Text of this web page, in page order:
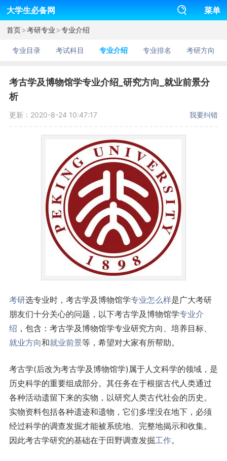
大学生必备网 菜单
首页>考研专业>专业介绍
专业目录 考试科目 专业介绍 专业排名 考研方向
考古学及博物馆学专业介绍_研究方向_就业前景分
析
更新：2020-8-24 10:47:17 我要纠错
考研选专业时，考古学及博物馆学专业怎么样是广大考研
朋友们十分关心的问题，以下考古学及博物馆学专业介
绍 ，包含：考古学及博物馆学专业研究方向、培养目标、
就业方向和就业前景等，希望对大家有所帮助。
考古学(后改为考古学及博物馆学)属于人文科学的领域，是
历史科学的重要组成部分。其任务在于根据古代人类通过
各种活动遗留下来的实物，以研究人类古代社会的历史。
实物资料包括各种遗迹和遗物，它们多埋没在地下，必须
经过科学的调查发掘才能被系统地、完整地揭示和收集。
因此考古学研究的基础在于田野调查发掘工作。